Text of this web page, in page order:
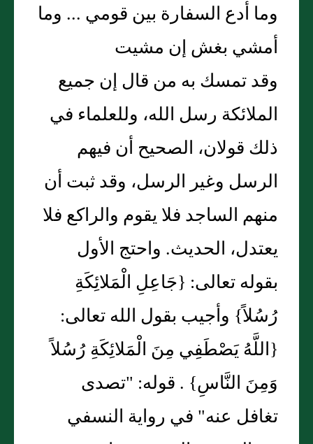
وما أدع السفارة بين قومي ... وما
أمشي بغش إن مشيت
وقد تمسك به من قال إن جميع
الملائكة رسل الله، وللعلماء في
ذلك قولان، الصحيح أن فيهم
الرسل وغير الرسل، وقد ثبت أن
منهم الساجد فلا يقوم والراكع فلا
يعتدل، الحديث. واحتج الأول
بقوله تعالى: {جَاعِلِ الْمَلائِكَةِ
رُسُلاً} وأجيب بقول الله تعالى:
{اللَّهُ يَصْطَفِي مِنَ الْمَلائِكَةِ رُسُلاً
وَمِنَ النَّاسِ} . قوله: "تصدى
تغافل عنه" في رواية النسفي